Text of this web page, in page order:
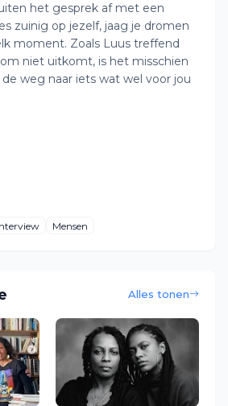
het gesprek af met een
zuinig op jezelf, jaag je dromen
moment. Zoals Luus treffend
niet uitkomt, is het misschien
weg naar iets wat wel voor jou
Mensen
Alles tonen